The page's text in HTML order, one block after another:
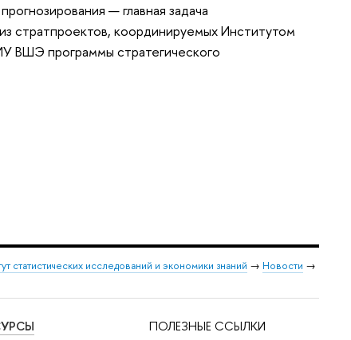
— главная задача
стратпроектов, координируемых Институтом
ВШЭ программы стратегического
статистических исследований и экономики знаний → Новости →
ПОЛЕЗНЫЕ ССЫЛКИ